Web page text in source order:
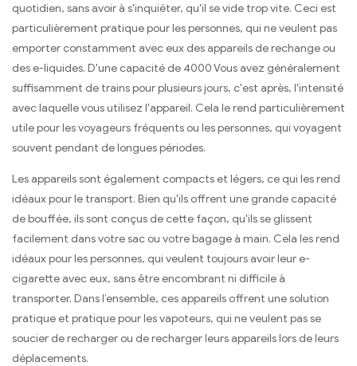
quotidien, sans avoir à s'inquiéter, qu'il se vide trop vite. Ceci est
particulièrement pratique pour les personnes, qui ne veulent pas
emporter constamment avec eux des appareils de rechange ou
des e-liquides. D'une capacité de 4000 Vous avez généralement
suffisamment de trains pour plusieurs jours, c'est après, l'intensité
avec laquelle vous utilisez l'appareil. Cela le rend particulièrement
utile pour les voyageurs fréquents ou les personnes, qui voyagent
souvent pendant de longues périodes.
Les appareils sont également compacts et légers, ce qui les rend
idéaux pour le transport. Bien qu'ils offrent une grande capacité
de bouffée, ils sont conçus de cette façon, qu'ils se glissent
facilement dans votre sac ou votre bagage à main. Cela les rend
idéaux pour les personnes, qui veulent toujours avoir leur e-
cigarette avec eux, sans être encombrant ni difficile à
transporter. Dans l’ensemble, ces appareils offrent une solution
pratique et pratique pour les vapoteurs, qui ne veulent pas se
soucier de recharger ou de recharger leurs appareils lors de leurs
déplacements.